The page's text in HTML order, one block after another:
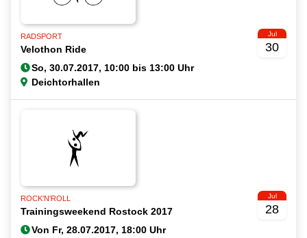
RADSPORT
Velothon Ride
Deichtorhallen
Jul
30
ROCK'N'ROLL
Trainingsweekend Rostock 2017
Von
Jul
28